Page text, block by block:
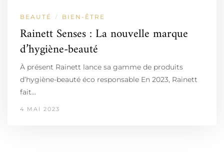
BEAUTÉ / BIEN-ÊTRE
Rainett Senses : La nouvelle marque
d’hygiène-beauté
À présent Rainett lance sa gamme de produits
d’hygiène-beauté éco responsable En 2023, Rainett
fait…
4 MAI 2023